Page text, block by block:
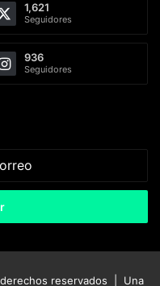
1,621
Seguidores
936
Seguidores
reservados | Una